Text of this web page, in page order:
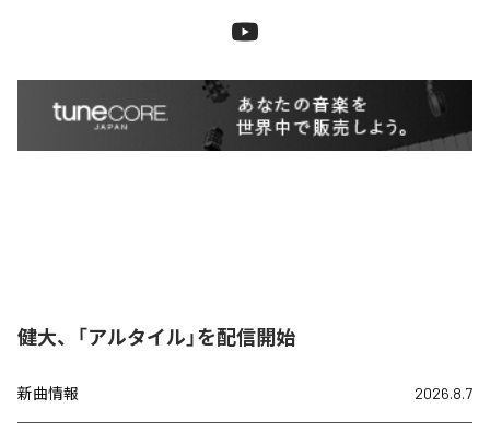
健大、「アルタイル」を配信開始
新曲情報 2026.8.7